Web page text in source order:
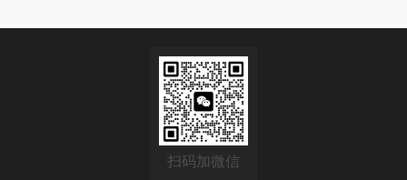
扫码加微信